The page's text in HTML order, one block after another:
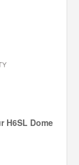
H6SL Dome